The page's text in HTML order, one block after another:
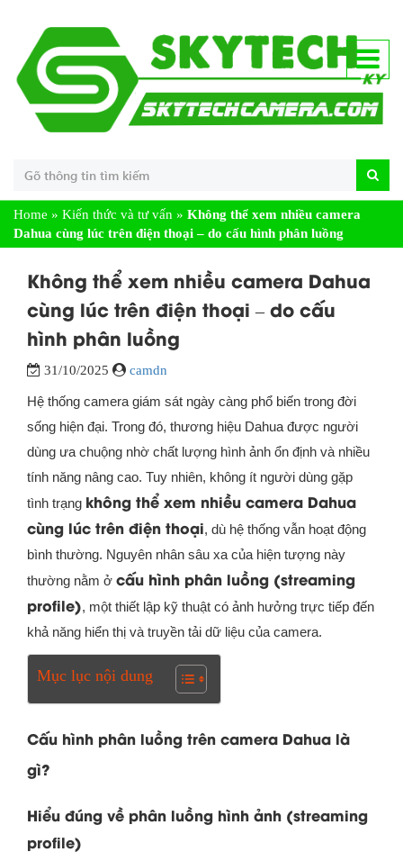
Home » Kiến thức và tư vấn » Không thể xem nhiều camera
Dahua cùng lúc trên điện thoại – do cấu hình phân luồng
Không thể xem nhiều camera Dahua
cùng lúc trên điện thoại – do cấu
hình phân luồng
31/10/2025 camdn
Hệ thống camera giám sát ngày càng phổ biến trong đời
sống hiện đại. Trong đó, thương hiệu Dahua được người
dùng ưa chuộng nhờ chất lượng hình ảnh ổn định và nhiều
tính năng nâng cao. Tuy nhiên, không ít người dùng gặp
tình trạng không thể xem nhiều camera Dahua
cùng lúc trên điện thoại, dù hệ thống vẫn hoạt động
bình thường. Nguyên nhân sâu xa của hiện tượng này
thường nằm ở cấu hình phân luồng (streaming
profile), một thiết lập kỹ thuật có ảnh hưởng trực tiếp đến
khả năng hiển thị và truyền tải dữ liệu của camera.
Mục lục nội dung
Cấu hình phân luồng trên camera Dahua là
gì?
Hiểu đúng về phân luồng hình ảnh (streaming
profile)